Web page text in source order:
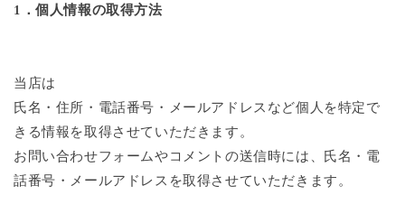
1．個人情報の取得方法
当店は
氏名・住所・電話番号・メールアドレスなど個人を特定で
きる情報を取得させていただきます。
お問い合わせフォームやコメントの送信時には、氏名・電
話番号・メールアドレスを取得させていただきます。